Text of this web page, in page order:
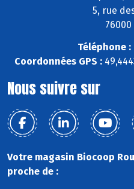
5, rue
Téléphone :
Coordonnées GPS :
Nous suivre sur
Votre magasin Biocoop
proche de :